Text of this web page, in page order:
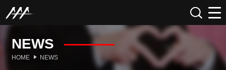
NEWS
HOME NEWS